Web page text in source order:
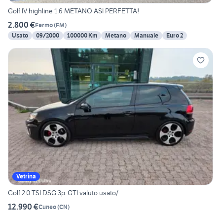
Golf IV highline 1.6 METANO ASI PERFETTA!
2.800 €Fermo(FM)
Usato
09/2000 100000 Km Metano Manuale Euro 2
Vetrina
Golf 2.0 TSI DSG 3p. GTI valuto usato/
12.990 €Cuneo(CN)